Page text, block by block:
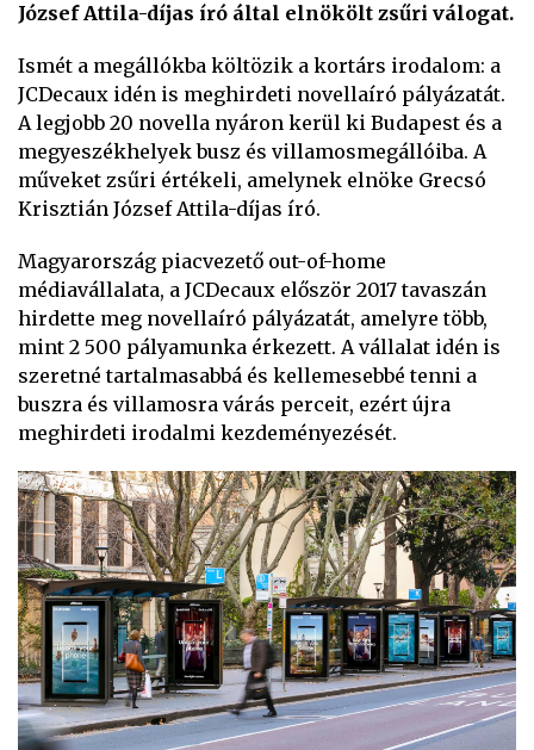
József Attila-díjas író által elnökölt zsűri válogat.
Ismét a megállókba költözik a kortárs irodalom: a
JCDecaux idén is meghirdeti novellaíró pályázatát.
A legjobb 20 novella nyáron kerül ki Budapest és a
megyeszékhelyek busz és villamosmegállóiba. A
műveket zsűri értékeli, amelynek elnöke Grecsó
Krisztián József Attila-díjas író.
Magyarország piacvezető out-of-home
médiavállalata, a JCDecaux először 2017 tavaszán
hirdette meg novellaíró pályázatát, amelyre több,
mint 2 500 pályamunka érkezett. A vállalat idén is
szeretné tartalmasabbá és kellemesebbé tenni a
buszra és villamosra várás perceit, ezért újra
meghirdeti irodalmi kezdeményezését.